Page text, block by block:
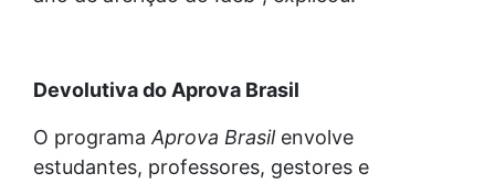
Devolutiva do Aprova Brasil
O programaAprova Brasilenvolve
estudantes, professores, gestores e